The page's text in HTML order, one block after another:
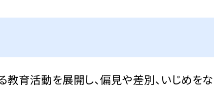
育活動を展開し、偏見や差別、いじめをな